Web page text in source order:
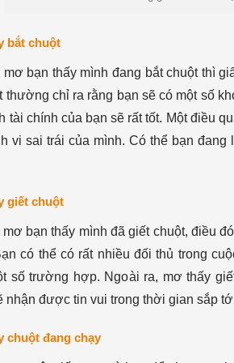
bắt chuột
mơ bạn thấy mình đang bắt chuột thì
thường chỉ ra rằng bạn sẽ có một số
tài chính của bạn sẽ rất tốt. Một điều
vi sai trái của mình. Có thể bạn
giết chuột
mơ bạn thấy mình đã giết chuột, điều
có thể có rất nhiều đối thủ trong
số trường hợp. Ngoài ra, mơ thấy
nhận được tin vui trong thời gian sắp
chuột đang chạy